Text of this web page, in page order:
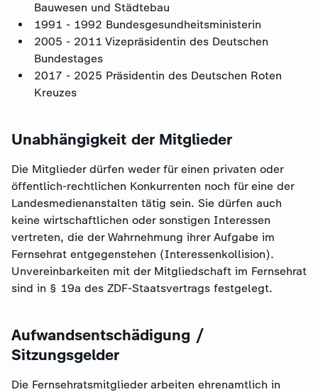
Bauwesen und Städtebau
1991 - 1992 Bundesgesundheitsministerin
2005 - 2011 Vizepräsidentin des Deutschen
Bundestages
2017 - 2025 Präsidentin des Deutschen Roten
Kreuzes
Unabhängigkeit der Mitglieder
Die Mitglieder dürfen weder für einen privaten oder
öffentlich-rechtlichen Konkurrenten noch für eine der
Landesmedienanstalten tätig sein. Sie dürfen auch
keine wirtschaftlichen oder sonstigen Interessen
vertreten, die der Wahrnehmung ihrer Aufgabe im
Fernsehrat entgegenstehen (Interessenkollision).
Unvereinbarkeiten mit der Mitgliedschaft im Fernsehrat
sind in § 19a des ZDF-Staatsvertrags festgelegt.
Aufwandsentschädigung /
Sitzungsgelder
Die Fernsehratsmitglieder arbeiten ehrenamtlich in